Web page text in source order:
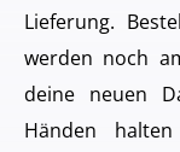
Lieferung.
werden noch
deine neuen
Händen